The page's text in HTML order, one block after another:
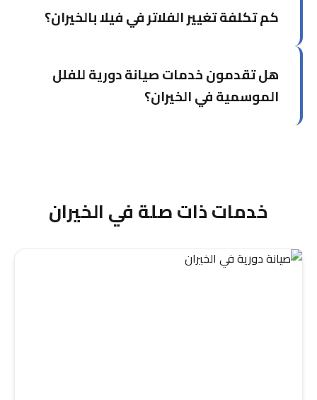
الفحص المتكامل بواسطة فني متخصص يشمل
كم تكلفة تغيير الفلاتر في فيلا بالخيران؟
خاصة للفلل والشاليهات في الخيران. اتصل بنا على
55334254 لتقييم مجاني ودقيق.
هل تقدمون خدمات صيانة دورية للفلل
الموسمية في الخيران؟
خدمات ذات صلة في الخيران